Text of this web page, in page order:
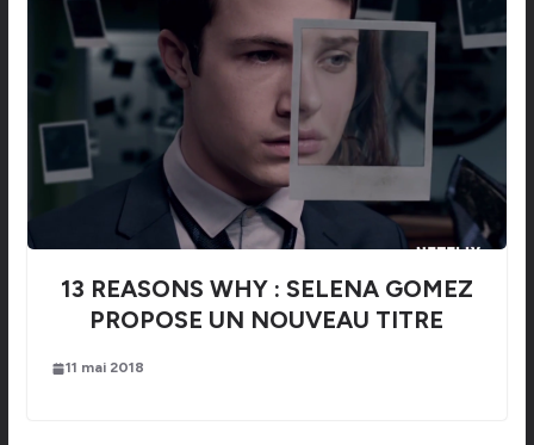
13 REASONS WHY : SELENA GOMEZ
PROPOSE UN NOUVEAU TITRE
11 mai 2018